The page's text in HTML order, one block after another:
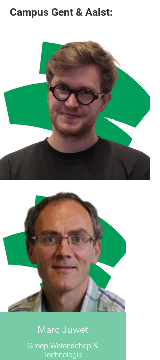
Campus Gent & Aalst:
Marc Juwet
Groep Wetenschap &
Technologie